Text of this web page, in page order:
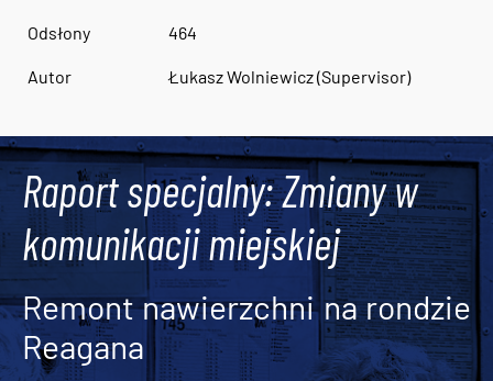
Odsłony 464
Autor Łukasz Wolniewicz (Supervisor)
Raport specjalny: Zmiany w
komunikacji miejskiej
Remont nawierzchni na rondzie
Reagana